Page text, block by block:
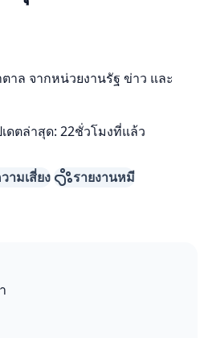
ล จากหน่วยงานรัฐ ข่าว และ
ดตล่าสุด: 22ชั่วโมงที่แล้ว
ามเสี่ยง รายงานหมี